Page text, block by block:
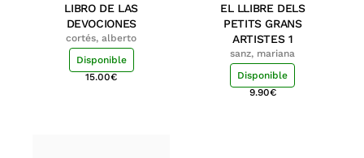
LIBRO DE LAS
DEVOCIONES
cortés, alberto
Disponible
15.00€
EL LLIBRE DELS
PETITS GRANS
ARTISTES 1
sanz, mariana
Disponible
9.90€